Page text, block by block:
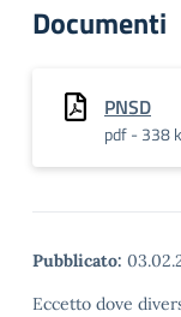
Documenti
PNSD
pdf - 338
Pubblicato:
Eccetto dove